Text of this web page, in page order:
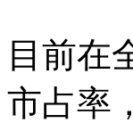
目前在
市占率